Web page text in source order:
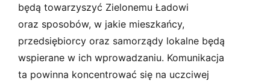
będą towarzyszyć Zielonemu Ładowi
oraz sposobów, w jakie mieszkańcy,
przedsiębiorcy oraz samorządy lokalne będą
wspierane w ich wprowadzaniu. Komunikacja
ta powinna koncentrować się na uczciwej